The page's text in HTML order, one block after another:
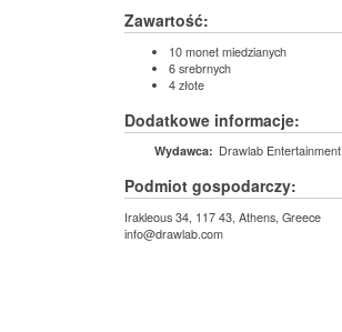
Zawartość:
10 monet miedzianych
6 srebrnych
4 złote
Dodatkowe informacje:
Wydawca: Drawlab Entertainment
Podmiot gospodarczy:
Irakleous 34, 117 43, Athens, Greece
info@drawlab.com